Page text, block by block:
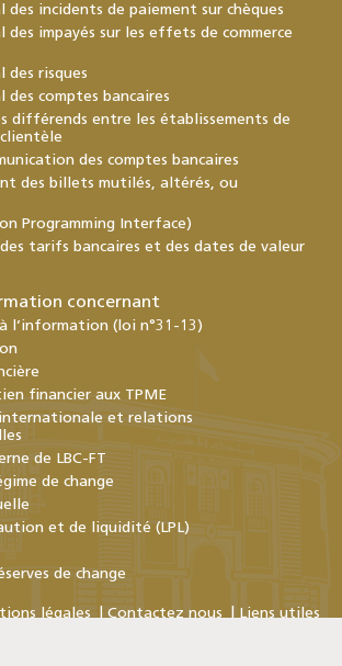
des incidents de paiement sur chèques
des impayés sur les effets de commerce
des risques
des comptes bancaires
différends entre les établissements de
des comptes bancaires
des billets mutilés, altérés, ou
Programming Interface)
tarifs bancaires et des dates de valeur
concernant
l’information (loi n°31-13)
financier aux TPME
et relations
de LBC-FT
de change
et de liquidité (LPL)
de change
légales Contactez nous Liens utiles